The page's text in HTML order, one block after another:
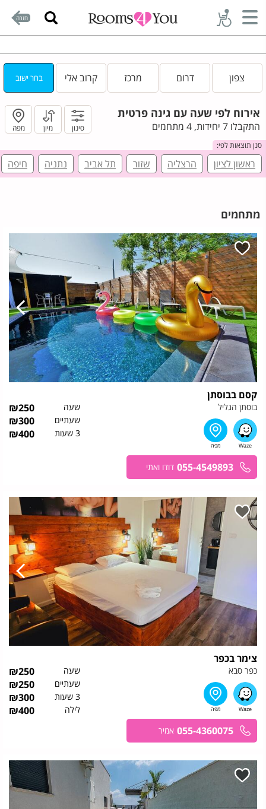
חזרה
צפון דרום מרכז קרוב אלי בחר ישוב
אירוח לפי שעה עם גינה פרטית
התקבלו 7 יחידות, 4 מתחמים סינון מיון
מפה
סנן תוצאות לפי:
ראשון לציון הרצליה שזור תל אביב נתניה חיפה
מתחמים
קסם בבוסתן
בוסתן הגליל שעה ₪250
שעתיים ₪300
3 שעות ₪400
055-4549893 דודו ואתי
צימר בכפר
כפר סבא שעה ₪250
שעתיים ₪250
3 שעות ₪300
לילה ₪400
055-4360075 אמיר